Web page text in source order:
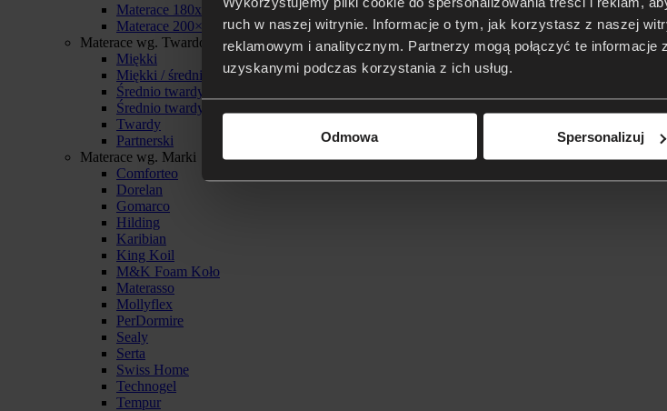
ruch w naszej witrynie. Informacje o tym, jak korzystasz z naszej
reklamowym i analitycznym. Partnerzy mogą połączyć te
uzyskanymi podczas korzystania z ich usług.
Odmowa Spersonalizuj
Materace 180x200
Materace 200×200
Materace wg. Twardości
Miękki
Miękki / średnio twardy
Średnio twardy
Średnio twardy / twardy
Twardy
Partnerski
Materace wg. Marki
Comforteo
Dorelan
Gomarco
Hilding
Karibian
King Koil
M&K Foam Koło
Materasso
Mollyflex
PerDormire
Sealy
Serta
Swiss Home
Technogel
Tempur